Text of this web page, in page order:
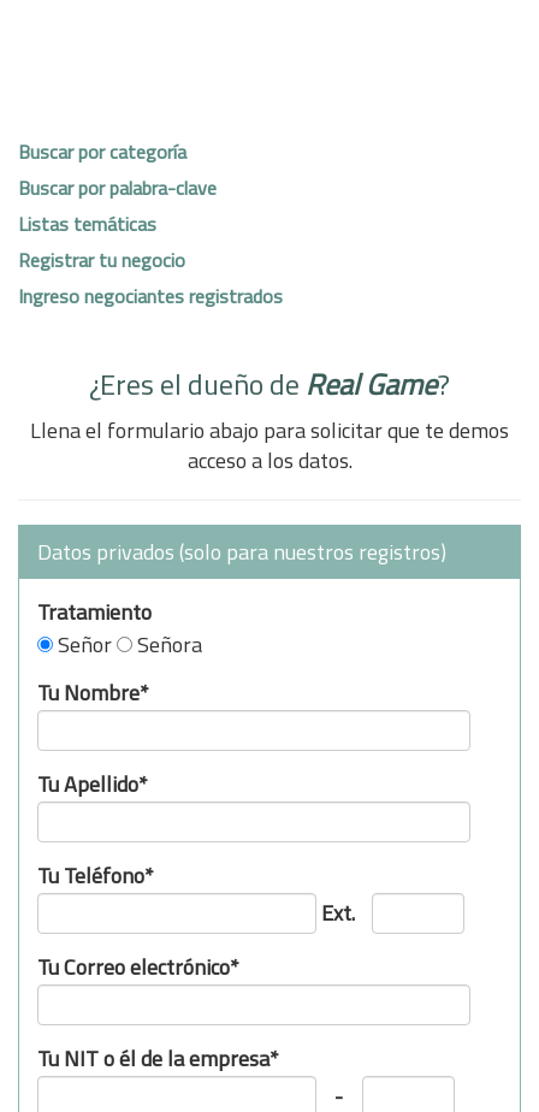
Buscar por categoría
Buscar por palabra-clave
Listas temáticas
Registrar tu negocio
Ingreso negociantes registrados
¿Eres el dueño de Real Game?
Llena el formulario abajo para solicitar que te demos
acceso a los datos.
Datos privados (solo para nuestros registros)
Tratamiento
Señor
Señora
Tu Nombre*
Tu Apellido*
Tu Teléfono*
Ext.
Tu Correo electrónico*
Tu NIT o él de la empresa*
-